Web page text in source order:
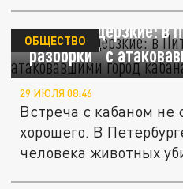
Опасные и дерзкие: в
"разборки" с
ОБЩЕСТВО
29 ИЮЛЯ 08:46
Встреча с кабаном не
хорошего. В
человека животных